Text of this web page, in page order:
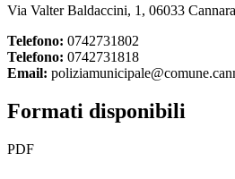
Via Valter Baldaccini, 1, 06033
Telefono: 0742731802
Telefono: 0742731818
Email:
Formati disponibili
PDF